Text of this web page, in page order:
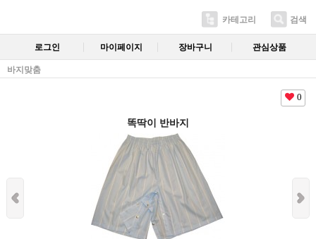
카테고리 검색
로그인 마이페이지 장바구니 관심상품
바지맞춤
0
똑딱이 반바지